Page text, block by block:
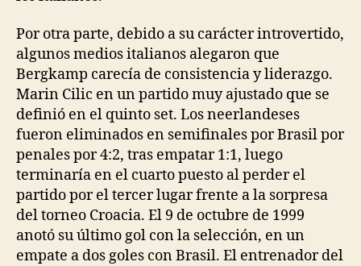
Por otra parte, debido a su carácter introvertido,
algunos medios italianos alegaron que
Bergkamp carecía de consistencia y liderazgo.
Marin Cilic en un partido muy ajustado que se
definió en el quinto set. Los neerlandeses
fueron eliminados en semifinales por Brasil por
penales por 4:2, tras empatar 1:1, luego
terminaría en el cuarto puesto al perder el
partido por el tercer lugar frente a la sorpresa
del torneo Croacia. El 9 de octubre de 1999
anotó su último gol con la selección, en un
empate a dos goles con Brasil. El entrenador del